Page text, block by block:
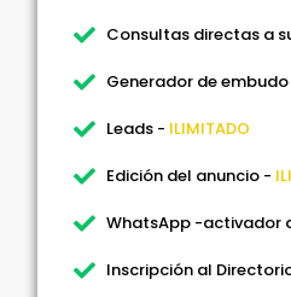
Consultas directas a
Generador de
Leads - ILIMITADO
Edición del anuncio -
WhatsApp -activador
Inscripción al